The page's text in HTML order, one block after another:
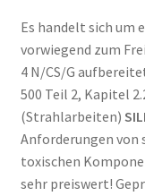
Es handelt sich
vorwiegend zum
4 N/CS/G
500 Teil 2, Kapitel
(Strahlarbeiten)
Anforderungen von
toxischen
sehr preiswert!